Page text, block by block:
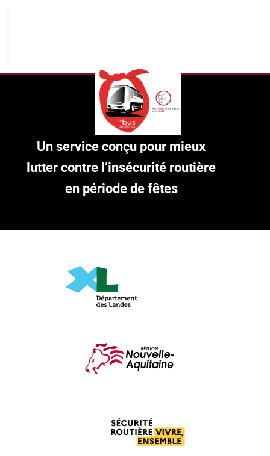
Un service conçu pour mieux
luttercontre l’insécurité routière
en période de fêtes